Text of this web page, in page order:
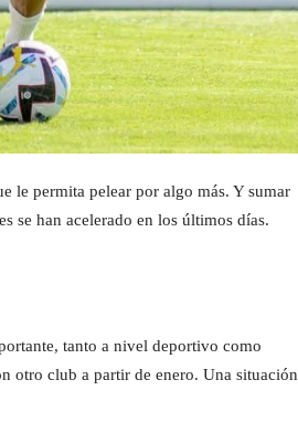
le permita pelear por algo más. Y sumar
se han acelerado en los últimos días.
tanto a nivel deportivo como
otro club a partir de enero. Una situación